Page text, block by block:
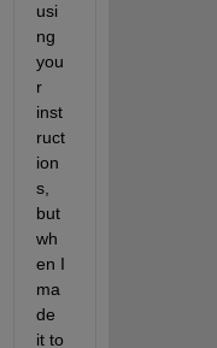
usi
ng
you
r
inst
ruct
ion
s,
but
wh
en I
ma
de
it to